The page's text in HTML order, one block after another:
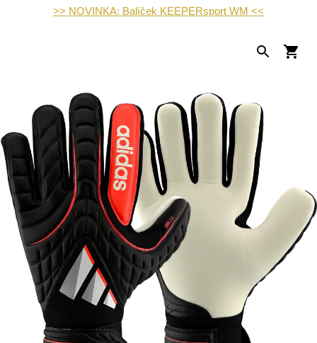
>> NOVINKA: Balíček KEEPERsport WM <<